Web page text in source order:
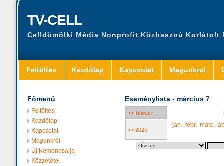
TV-CELL
Celldömölki Média Nonprofit Közhasznú Korlátolt
Feltöltés Kezdőlap Kapcsolat Magunkról
Főmenü
Feltöltés
Kezdőlap
Kapcsolat
Magunkról
Új Kemenesalja
Közzététel
Eseménylista - március 7
<< február
<< 2025
jan. febr. márc.